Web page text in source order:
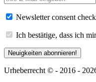
Newsletter consent
Ich bestätige, dass ich
Neuigkeiten abonnieren!
Urheberrecht © - 2016 -